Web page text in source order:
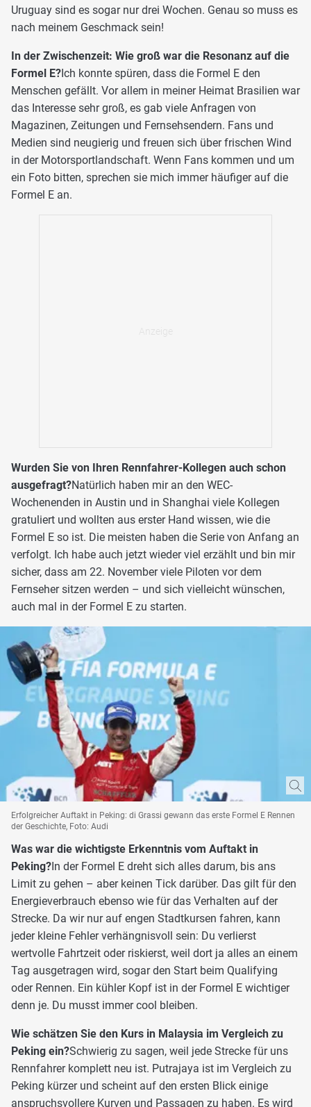
Uruguay sind es sogar nur drei Wochen. Genau so muss es
nach meinem Geschmack sein!
In der Zwischenzeit: Wie groß war die Resonanz auf die
Formel E?Ich konnte spüren, dass die Formel E den
Menschen gefällt. Vor allem in meiner Heimat Brasilien war
das Interesse sehr groß, es gab viele Anfragen von
Magazinen, Zeitungen und Fernsehsendern. Fans und
Medien sind neugierig und freuen sich über frischen Wind
in der Motorsportlandschaft. Wenn Fans kommen und um
ein Foto bitten, sprechen sie mich immer häufiger auf die
Formel E an.
Wurden Sie von Ihren Rennfahrer-Kollegen auch schon
ausgefragt?Natürlich haben mir an den WEC-
Wochenenden in Austin und in Shanghai viele Kollegen
gratuliert und wollten aus erster Hand wissen, wie die
Formel E so ist. Die meisten haben die Serie von Anfang an
verfolgt. Ich habe auch jetzt wieder viel erzählt und bin mir
sicher, dass am 22. November viele Piloten vor dem
Fernseher sitzen werden – und sich vielleicht wünschen,
auch mal in der Formel E zu starten.
Erfolgreicher Auftakt in Peking: di Grassi gewann das erste Formel E Rennen
der Geschichte, Foto: Audi
Was war die wichtigste Erkenntnis vom Auftakt in
Peking?In der Formel E dreht sich alles darum, bis ans
Limit zu gehen – aber keinen Tick darüber. Das gilt für den
Energieverbrauch ebenso wie für das Verhalten auf der
Strecke. Da wir nur auf engen Stadtkursen fahren, kann
jeder kleine Fehler verhängnisvoll sein: Du verlierst
wertvolle Fahrtzeit oder riskierst, weil dort ja alles an einem
Tag ausgetragen wird, sogar den Start beim Qualifying
oder Rennen. Ein kühler Kopf ist in der Formel E wichtiger
denn je. Du musst immer cool bleiben.
Wie schätzen Sie den Kurs in Malaysia im Vergleich zu
Peking ein?Schwierig zu sagen, weil jede Strecke für uns
Rennfahrer komplett neu ist. Putrajaya ist im Vergleich zu
Peking kürzer und scheint auf den ersten Blick einige
anspruchsvollere Kurven und Passagen zu haben. Es wird